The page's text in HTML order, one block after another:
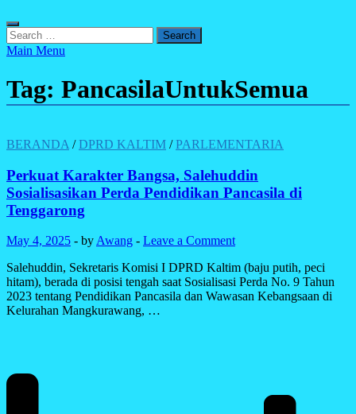
Search
for:
Main Menu
Tag: PancasilaUntukSemua
BERANDA /DPRD KALTIM /PARLEMENTARIA
Perkuat Karakter Bangsa, Salehuddin
Sosialisasikan Perda Pendidikan Pancasila di
Tenggarong
May 4, 2025 - by Awang - Leave a Comment
Salehuddin, Sekretaris Komisi I DPRD Kaltim (baju putih, peci
hitam), berada di posisi tengah saat Sosialisasi Perda No. 9 Tahun
2023 tentang Pendidikan Pancasila dan Wawasan Kebangsaan di
Kelurahan Mangkurawang, …